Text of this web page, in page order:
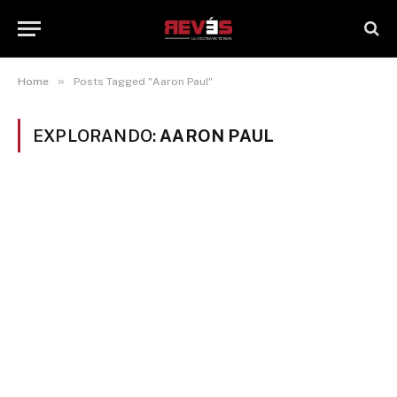
Home » Posts Tagged "Aaron Paul"
EXPLORANDO: AARON PAUL